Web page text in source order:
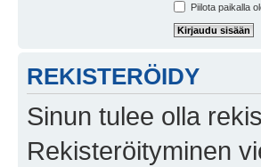
Piilota paikalla
REKISTERÖIDY
Sinun tulee olla
Rekisteröityminen